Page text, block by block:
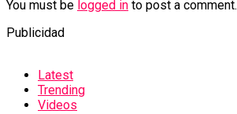
You must be logged in to post a comment.
Publicidad
Latest
Trending
Videos